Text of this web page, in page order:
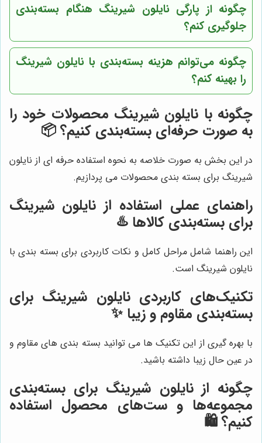
چگونه از پارگی نایلون شیرینگ هنگام بسته‌بندی
جلوگیری کنم؟
چگونه می‌توانم هزینه بسته‌بندی با نایلون شیرینگ
را بهینه کنم؟
چگونه با نایلون شیرینگ محصولات خود را
به صورت حرفه‌ای بسته‌بندی کنیم؟ 📦
در این بخش به صورت خلاصه به نحوه استفاده حرفه ای از نایلون
شیرینگ برای بسته بندی محصولات می پردازیم.
راهنمای عملی استفاده از نایلون شیرینگ
برای بسته‌بندی کالاها ♨️
این راهنما شامل مراحل کامل و نکات کاربردی برای بسته بندی با
نایلون شیرینگ است.
تکنیک‌های کاربردی نایلون شیرینگ برای
بسته‌بندی مقاوم و زیبا ✨
با بهره گیری از این تکنیک ها می توانید بسته بندی های مقاوم و
در عین حال زیبا داشته باشید.
چگونه از نایلون شیرینگ برای بسته‌بندی
مجموعه‌ها و ست‌های محصول استفاده
کنیم؟ 🛍️